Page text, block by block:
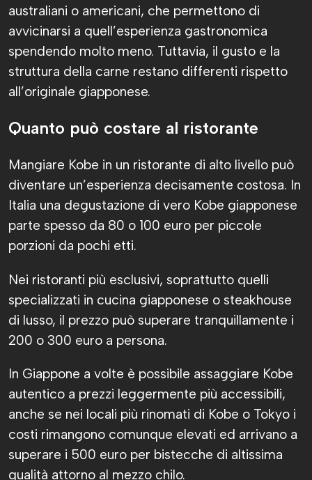
australiani o americani, che permettono di
avvicinarsi a quell’esperienza gastronomica
spendendo molto meno. Tuttavia, il gusto e la
struttura della carne restano differenti rispetto
all’originale giapponese.
Quanto può costare al ristorante
Mangiare Kobe in un ristorante di alto livello può
diventare un’esperienza decisamente costosa. In
Italia una degustazione di vero Kobe giapponese
parte spesso da 80 o 100 euro per piccole
porzioni da pochi etti.
Nei ristoranti più esclusivi, soprattutto quelli
specializzati in cucina giapponese o steakhouse
di lusso, il prezzo può superare tranquillamente i
200 o 300 euro a persona.
In Giappone a volte è possibile assaggiare Kobe
autentico a prezzi leggermente più accessibili,
anche se nei locali più rinomati di Kobe o Tokyo i
costi rimangono comunque elevati ed arrivano a
superare i 500 euro per bistecche di altissima
qualità attorno al mezzo chilo.